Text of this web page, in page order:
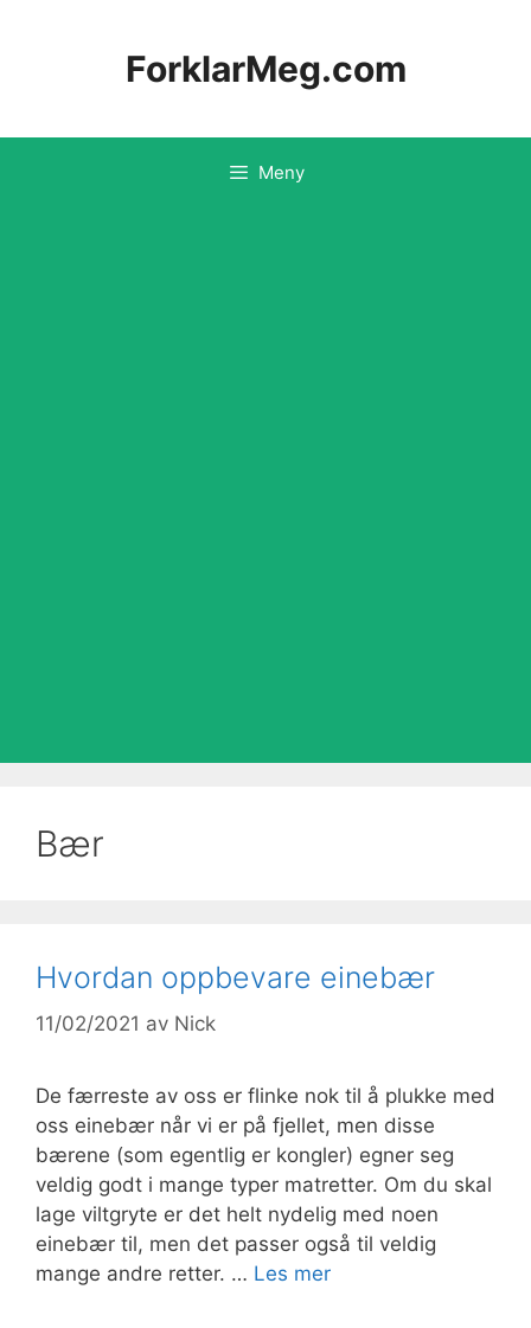
ForklarMeg.com
Meny
Bær
Hvordan oppbevare einebær
11/02/2021 av Nick
De færreste av oss er flinke nok til å plukke med
oss einebær når vi er på fjellet, men disse
bærene (som egentlig er kongler) egner seg
veldig godt i mange typer matretter. Om du skal
lage viltgryte er det helt nydelig med noen
einebær til, men det passer også til veldig
mange andre retter. … Les mer